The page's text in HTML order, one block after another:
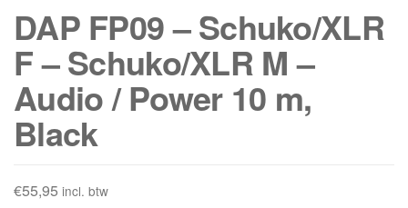
DAP FP09 – Schuko/XLR
F – Schuko/XLR M –
Audio / Power 10 m,
Black
€55,95 incl. btw